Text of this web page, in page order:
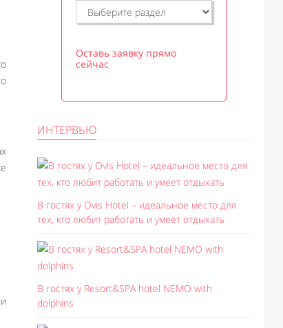
Оставь заявку прямо
сейчас
ИНТЕРВЬЮ
В гостях у Ovis Hotel – идеальное место для
тех, кто любит работать и умеет отдыхать
В гостях у Resort&SPA hotel NEMO with
dolphins